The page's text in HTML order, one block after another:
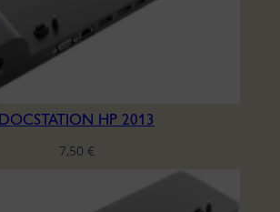
DOCSTATION HP 2013
7,50 €